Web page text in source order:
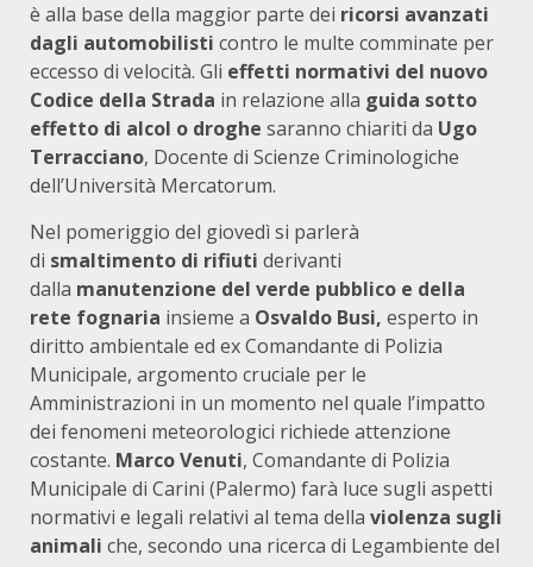
è alla base della maggior parte dei ricorsi avanzati
dagli automobilisti contro le multe comminate per
eccesso di velocità. Gli effetti normativi del nuovo
Codice della Strada in relazione alla guida sotto
effetto di alcol o droghe saranno chiariti da Ugo
Terracciano, Docente di Scienze Criminologiche
dell’Università Mercatorum.
Nel pomeriggio del giovedì si parlerà
di smaltimento di rifiuti derivanti
dalla manutenzione del verde pubblico e della
rete fognaria insieme a Osvaldo Busi, esperto in
diritto ambientale ed ex Comandante di Polizia
Municipale, argomento cruciale per le
Amministrazioni in un momento nel quale l’impatto
dei fenomeni meteorologici richiede attenzione
costante. Marco Venuti, Comandante di Polizia
Municipale di Carini (Palermo) farà luce sugli aspetti
normativi e legali relativi al tema della violenza sugli
animali che, secondo una ricerca di Legambiente del